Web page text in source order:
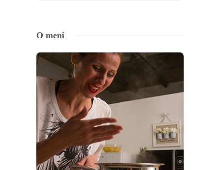
O meni